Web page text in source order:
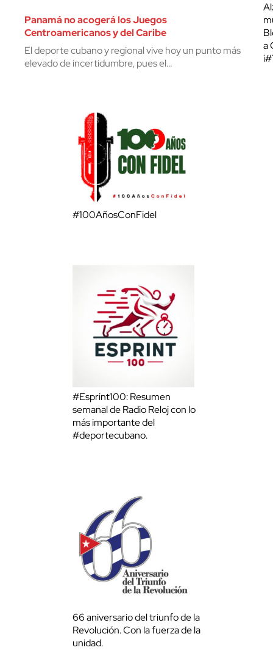
Panamá no acogerá los Juegos
Centroamericanos y del Caribe
El deporte cubano y regional vive hoy un punto más
elevado de incertidumbre, pues el…
a
#100AñosConFidel
#Esprint100: Resumen
semanal de Radio Reloj con lo
más importante del
#deportecubano.
66 aniversario del triunfo de la
Revolución. Con la fuerza de la
unidad.